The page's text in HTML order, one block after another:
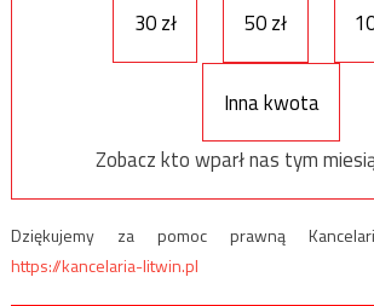
30 zł
50 zł
Inna kwota
Zobacz kto wparł nas tym
Dziękujemy za pomoc prawną
https://kancelaria-litwin.pl